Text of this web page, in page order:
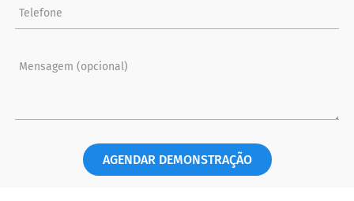
Telefone
Mensagem (opcional)
AGENDAR DEMONSTRAÇÃO